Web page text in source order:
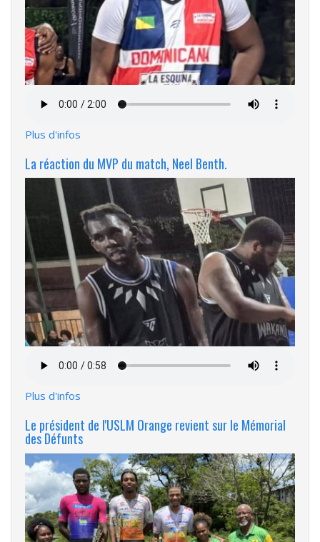
audio
Plus d'infos
La réaction du MVP du match, Neel Benth.
audio
Plus d'infos
Le président de l'USLM Orange revient sur le Mémorial
des Défunts